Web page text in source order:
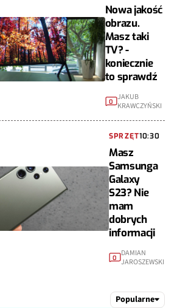
Nowa jakość
obrazu.
Masz taki
TV? -
koniecznie
to sprawdź
0
JAKUB
KRAWCZYŃSKI
SPRZĘT10:30
Masz
Samsunga
Galaxy
S23? Nie
mam
dobrych
informacji
0 DAMIAN
JAROSZEWSKI
Popularne